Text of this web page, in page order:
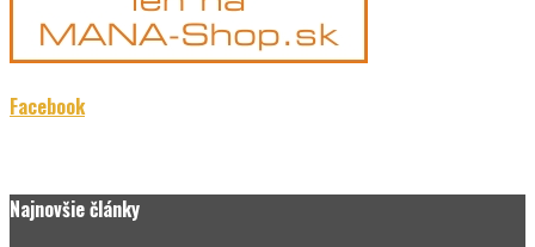
Facebook
Najnovšie články